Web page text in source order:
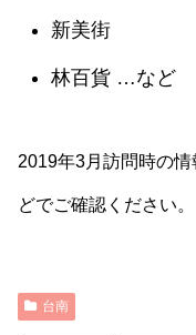
新美街
林百貨 …など
2019年3月訪問時の
どでご確認ください。
台南